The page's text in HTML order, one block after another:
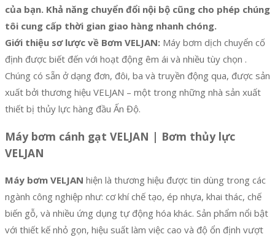
của bạn. Khả năng chuyển đổi nội bộ cũng cho phép chúng
tôi cung cấp thời gian giao hàng nhanh chóng.
Giới thiệu sơ lược về Bơm VELJAN: Máy bơm dịch chuyển cố
định được biết đến với hoạt động êm ái và nhiều tùy chọn .
Chúng có sẵn ở dạng đơn, đôi, ba và truyền động qua, được sản
xuất bởi thương hiệu VELJAN – một trong những nhà sản xuất
thiết bị thủy lực hàng đầu Ấn Độ.
Máy bơm cánh gạt VELJAN | Bơm thủy lực
VELJAN
Máy bơm VELJAN hiện là thương hiệu được tin dùng trong các
ngành công nghiệp như: cơ khí chế tạo, ép nhựa, khai thác, chế
biến gỗ, và nhiều ứng dụng tự động hóa khác. Sản phẩm nổi bật
với thiết kế nhỏ gọn, hiệu suất làm việc cao và độ ổn định vượt